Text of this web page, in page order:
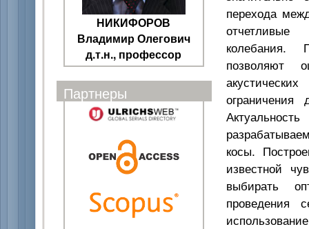
НИКИФОРОВ
Владимир Олегович
д.т.н., профессор
Партнеры
перехода
колебания.
позволяют
ограничения
косы.
известной
выбирать
проведения